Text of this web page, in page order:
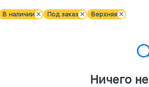
В наличии Под заказ Верхняя
Ничего